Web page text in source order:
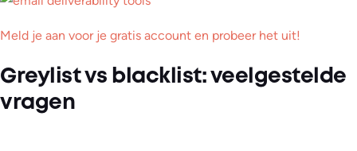
Meld je aan voor je gratis account en probeer het uit!
Greylist vs blacklist: veelgestelde
vragen